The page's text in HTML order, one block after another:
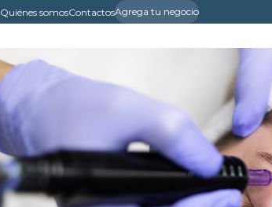
Quiénes somosContactosAgrega tu negocio